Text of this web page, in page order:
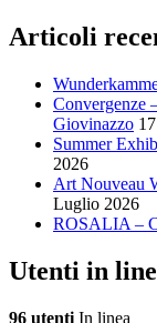
Articoli
Convergenze
Giovinazzo
Summer
2026
Art Nouveau
Luglio 2026
ROSALIA –
Utenti in
96 utenti In linea